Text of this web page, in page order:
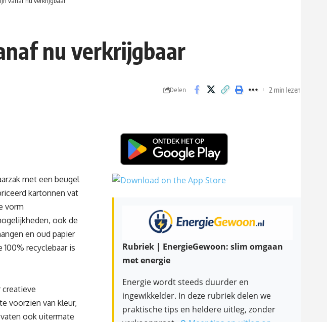
nu verkrijgbaar
Delen 2 min lezen
met een beugel
kartonnen vat
vorm
ook de
en oud papier
recyclebaar is
voorzien van kleur,
ook uitermate
Rubriek | EnergieGewoon: slim omgaan
met energie
Energie wordt steeds duurder en
ingewikkelder. In deze rubriek delen we
praktische tips en heldere uitleg, zonder